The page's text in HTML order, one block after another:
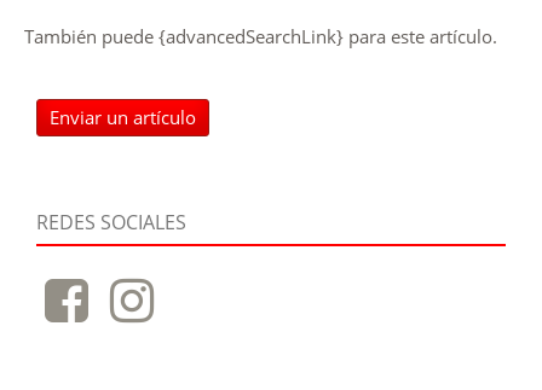
También puede {advancedSearchLink} para este artículo.
Enviar un artículo
REDES SOCIALES